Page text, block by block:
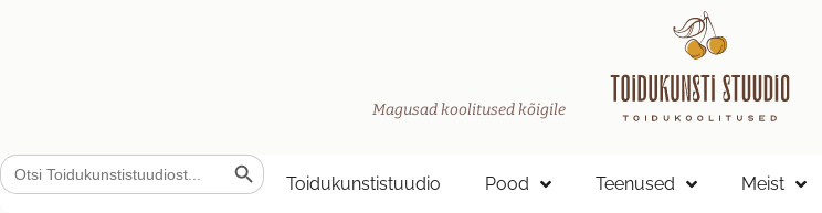
Magusad koolitused kõigile
Search
for:
Search Button
Toidukunstistuudio Pood Teenused Meist